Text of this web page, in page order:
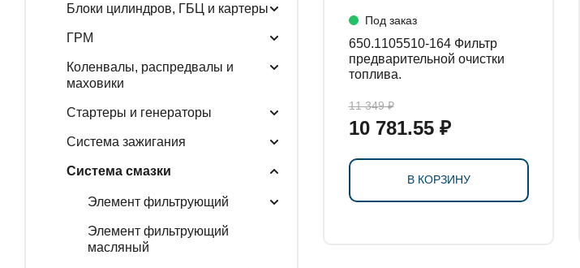
Блоки цилиндров, ГБЦ и картеры
ГРМ
Коленвалы, распредвалы и
маховики
Стартеры и генераторы
Система зажигания
Система смазки
Элемент фильтрующий
Элемент фильтрующий
масляный
Под заказ
650.1105510-164 Фильтр
предварительной очистки
топлива.
11 349 ₽
10 781.55 ₽
В КОРЗИНУ